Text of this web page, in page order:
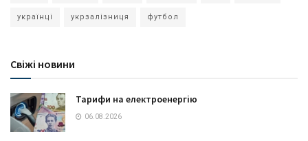
українці укрзалізниця футбол
Свіжі новини
Тарифи на електроенергію
06.08.2026